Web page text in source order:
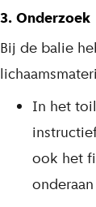
3. Onderzoek
Bij de balie
In het
ook het